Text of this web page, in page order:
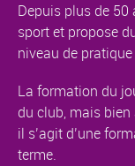
Depuis plus de 50
sport et propose
niveau de
La formation du
du club, mais
il s’agit d’une
terme.